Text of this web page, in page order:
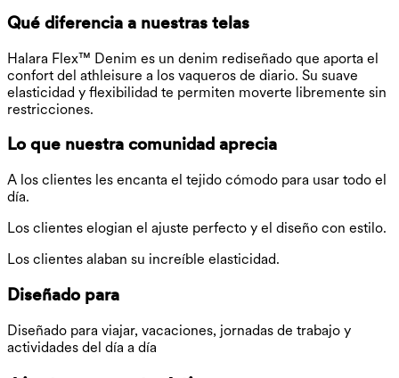
Qué diferencia a nuestras telas
Halara Flex™ Denim es un denim rediseñado que aporta el
confort del athleisure a los vaqueros de diario. Su suave
elasticidad y flexibilidad te permiten moverte libremente sin
restricciones.
Lo que nuestra comunidad aprecia
A los clientes les encanta el tejido cómodo para usar todo el
día.
Los clientes elogian el ajuste perfecto y el diseño con estilo.
Los clientes alaban su increíble elasticidad.
Diseñado para
Diseñado para viajar, vacaciones, jornadas de trabajo y
actividades del día a día